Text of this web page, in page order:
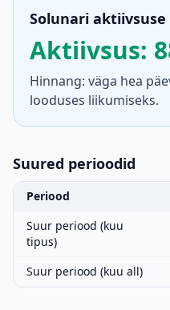
Solunari aktiivsuse
Aktiivsus:
Hinnang: väga hea
looduses liikumiseks.
Suured perioodid
Periood
Suur periood (kuu
tipus)
Suur periood (kuu all)